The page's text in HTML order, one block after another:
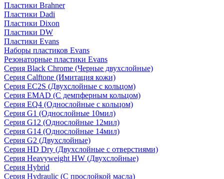
Пластики Brahner
Пластики Dadi
Пластики Dixon
Пластики DW
Пластики Evans
Наборы пластиков Evans
Резонаторные пластики Evans
Серия Black Chrome (Черные двухслойные)
Серия Calftone (Имитация кожи)
Серия EC2S (Двухслойные с кольцом)
Серия EMAD (С демпферным кольцом)
Серия EQ4 (Однослойные с кольцом)
Серия G1 (Однослойные 10мил)
Серия G12 (Однослойные 12мил)
Серия G14 (Однослойные 14мил)
Серия G2 (Двухслойные)
Серия HD Dry (Двухслойные с отверстиями)
Серия Heavyweight HW (Двухслойные)
Серия Hybrid
Серия Hydraulic (С прослойкой масла)